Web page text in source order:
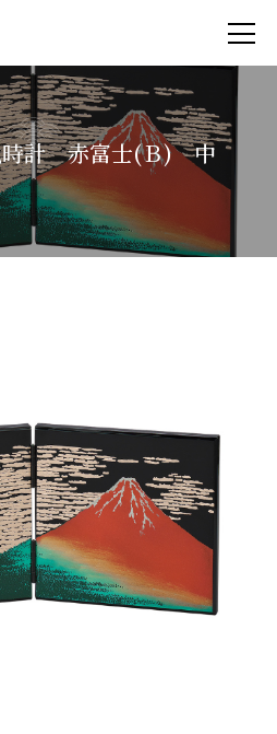
計 赤富士(Ｂ) 中